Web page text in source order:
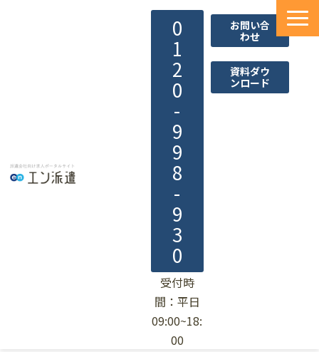
0
1
2
0
-
9
9
8
-
9
3
0
受付時
間：平日
09:00~18:
00
お問い合
わせ
資料ダウ
ンロード